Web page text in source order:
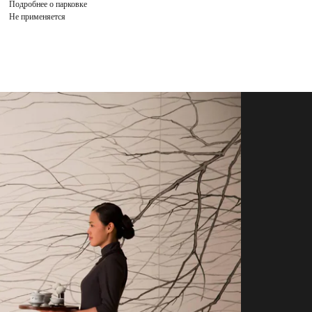
Подробнее о парковке
Не применяется